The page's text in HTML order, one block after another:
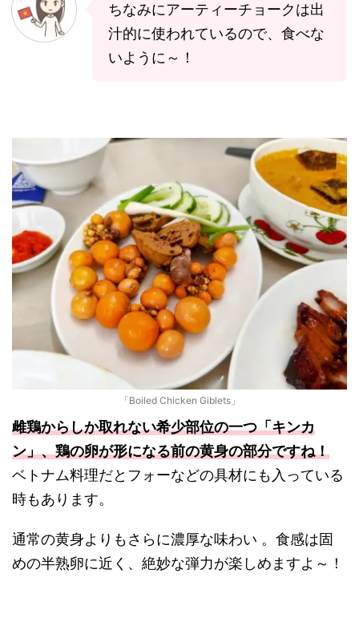
ちなみにアーティーチョークは出
汁的に使われているので、食べな
いように～！
「Boiled Chicken Giblets」
雌鶏からしか取れない希少部位の一つ「キンカ
ン」、鶏の卵が形になる前の黄身の部分ですね！
ベトナム料理だとフォーなどの具材にも入っている
時もあります。
通常の黄身よりもさらに濃厚な味わい 。食感は固
めの半熟卵に近く、絶妙な弾力が楽しめますよ～！